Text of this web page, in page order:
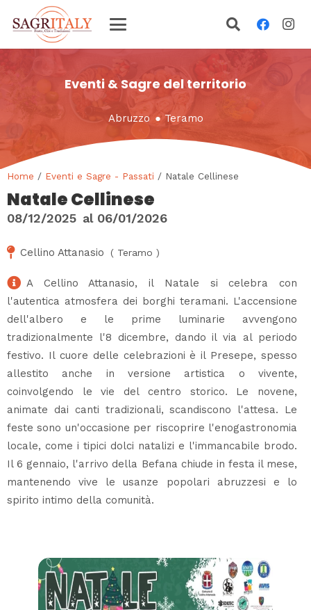
Eventi & Sagre del territorio
Abruzzo ● Teramo
Home / Eventi e Sagre - Passati / Natale Cellinese
Natale Cellinese
08/12/2025 al 06/01/2026
Cellino Attanasio ( Teramo )
A Cellino Attanasio, il Natale si celebra con
l'autentica atmosfera dei borghi teramani. L'accensione
dell'albero e le prime luminarie avvengono
tradizionalmente l'8 dicembre, dando il via al periodo
festivo. Il cuore delle celebrazioni è il Presepe, spesso
allestito anche in versione artistica o vivente,
coinvolgendo le vie del centro storico. Le novene,
animate dai canti tradizionali, scandiscono l'attesa. Le
feste sono un'occasione per riscoprire l'enogastronomia
locale, come i tipici dolci natalizi e l'immancabile brodo.
Il 6 gennaio, l'arrivo della Befana chiude in festa il mese,
mantenendo vive le usanze popolari abruzzesi e lo
spirito intimo della comunità.